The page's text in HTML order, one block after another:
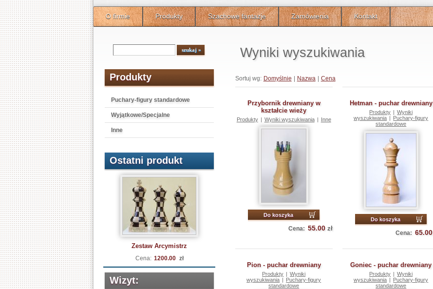
O firmie Produkty Szachowe fantazje Zamówienia Kontakt
Produkty
Puchary-figury standardowe
Wyjątkowe/Specjalne
Inne
Ostatni produkt
Zestaw Arcymistrz
Cena: 1200.00 zł
Wizyt:
Wyniki wyszukiwania
Sortuj wg: Domyślnie Nazwa Cena
Przybornik drewniany w
kształcie wieży
Produkty | Wyniki wyszukiwania | Inne
Do koszyka
Cena: 55.00 zł
Hetman - puchar drewniany
Produkty | Wyniki
wyszukiwania | Puchary-figury
standardowe
Do koszyka
Cena: 65.00
Pion - puchar drewniany
Produkty | Wyniki
wyszukiwania | Puchary-figury
standardowe
Goniec - puchar drewniany
Produkty | Wyniki
wyszukiwania | Puchary-figury
standardowe